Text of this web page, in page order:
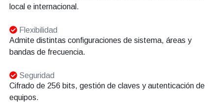
local e internacional.
Flexibilidad
Admite distintas configuraciones de sistema, áreas y
bandas de frecuencia.
Seguridad
Cifrado de 256 bits, gestión de claves y autenticación de
equipos.